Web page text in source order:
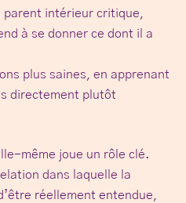
parent intérieur critique,
à se donner ce dont il a
plus saines , en apprenant
directement plutôt
même joue un rôle clé.
dans laquelle la
réellement entendue,